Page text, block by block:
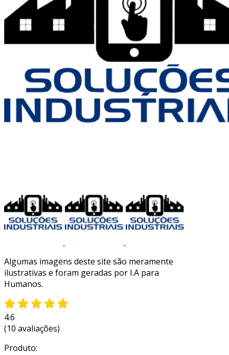
Algumas imagens deste site são meramente
ilustrativas e foram geradas por I.A para
Humanos.
4.6
(10 avaliações)
Produto: